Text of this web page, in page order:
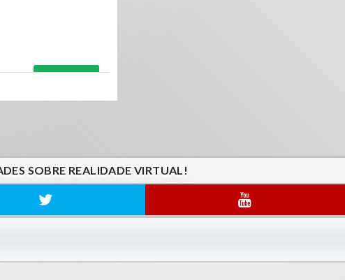
Ler mais
SOBRE REALIDADE VIRTUAL!